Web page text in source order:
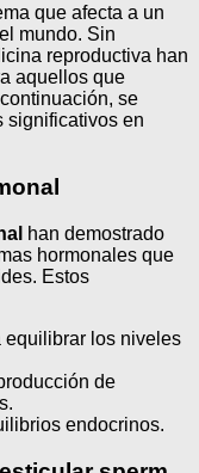
que afecta a un
mundo. Sin
reproductiva han
aquellos que
se
significativos en
han demostrado
hormonales que
Estos
equilibrar los niveles
de
endocrinos.